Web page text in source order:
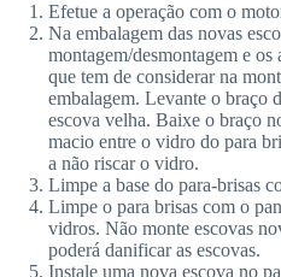
Efetue a operação com o
Na embalagem das novas
montagem/desmontagem e os
que tem de considerar na
embalagem. Levante o braço
escova velha. Baixe o braço
macio entre o vidro do para
a não riscar o vidro.
Limpe a base do para-brisas
Limpe o para brisas com o
vidros. Não monte escovas
poderá danificar as escovas.
Instale uma nova escova no